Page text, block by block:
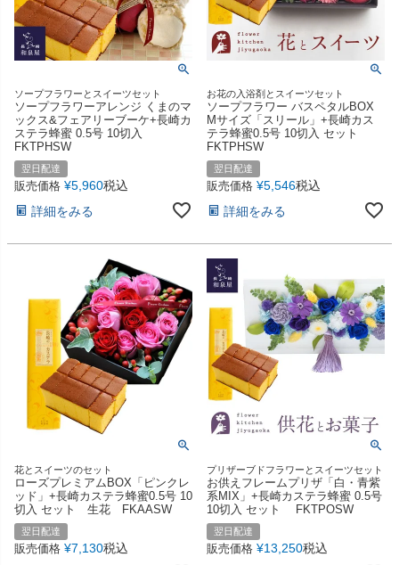
ソープフラワーとスイーツセット
ソープフラワーアレンジ くまのマ
ックス&フェアリーブーケ+長崎カ
ステラ蜂蜜 0.5号 10切入
FKTPHSW
翌日配達
販売価格 ¥5,960税込
詳細をみる
お花の入浴剤とスイーツセット
ソープフラワー バスペタルBOX
Mサイズ「スリール」+長崎カス
テラ蜂蜜0.5号 10切入 セット
FKTPHSW
翌日配達
販売価格 ¥5,546税込
詳細をみる
花とスイーツのセット
ローズプレミアムBOX「ピンクレ
ッド」+長崎カステラ蜂蜜0.5号 10
切入 セット 生花 FKAASW
翌日配達
販売価格 ¥7,130税込
プリザーブドフラワーとスイーツセット
お供えフレームプリザ「白・青紫
系MIX」+長崎カステラ蜂蜜 0.5号
10切入 セット FKTPOSW
翌日配達
販売価格 ¥13,250税込